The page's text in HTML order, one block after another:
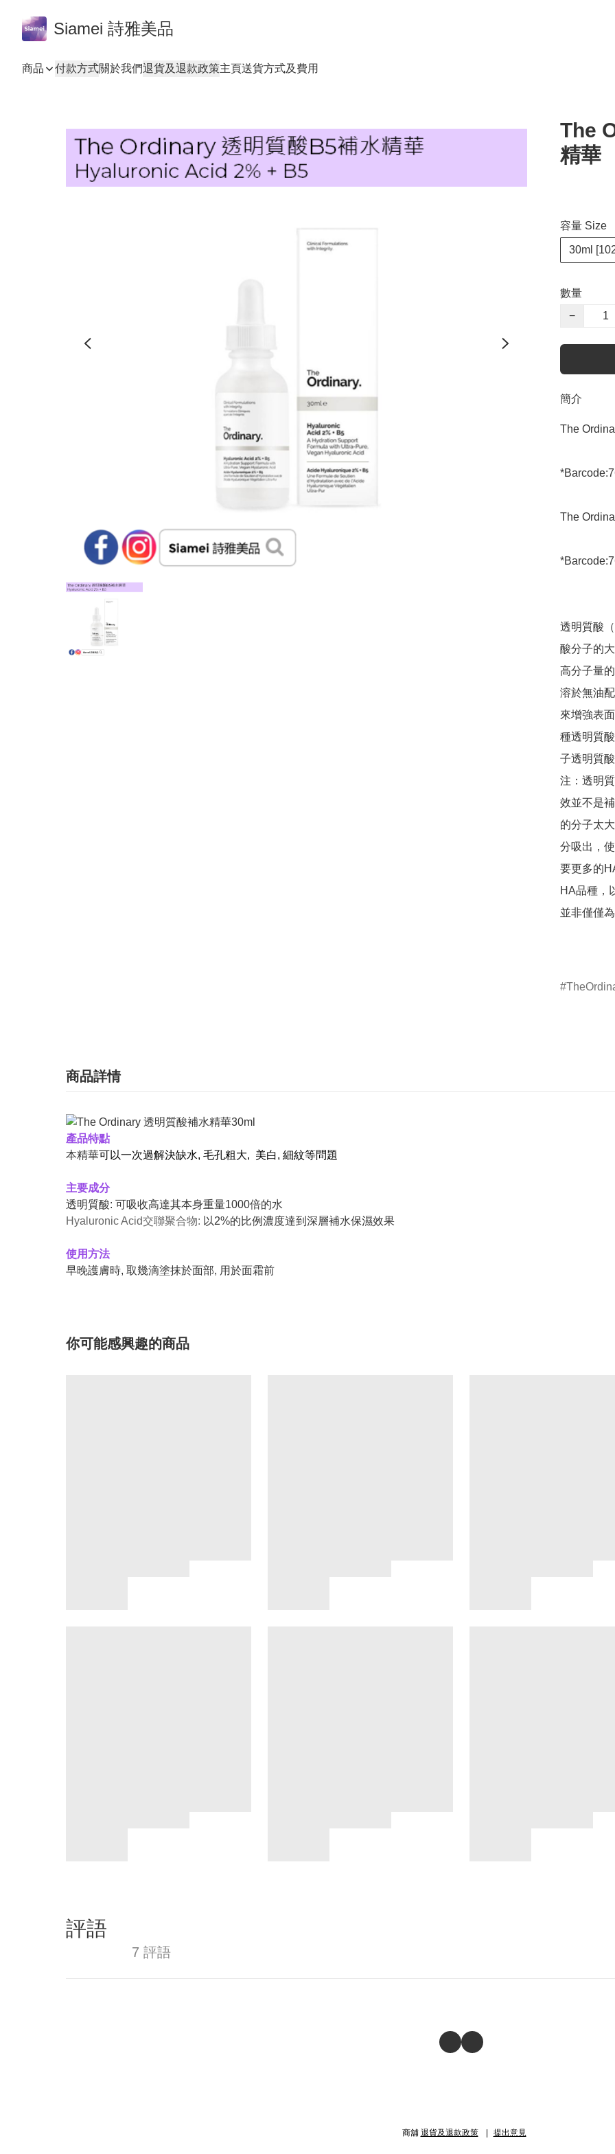
Siamei 詩雅美品
商品 付款方式關於我們退貨及退款政策主頁送貨方式及費用
The
精華
容量 Size
30ml
數量
−
簡介
The
The
透明質酸
酸分子的
高分子量
溶於無油
來增強表
種透明質
子透明質
注：透明
效並不是
的分子太
分吸出，
要更多的
HA品種，
並非僅僅
商品詳情
產品特點
本精華可以一次過解決缺水, 毛孔粗大, 美白, 細紋等問題
主要成分
透明質酸: 可吸收高達其本身重量1000倍的水
Hyaluronic Acid交聯聚合物: 以2%的比例濃度達到深層補水保濕效果
使用方法
早晚護膚時, 取幾滴塗抹於面部, 用於面霜前
你可能感興趣的商品
評語
7 評語
商舖 退貨及退款政策 提出意見